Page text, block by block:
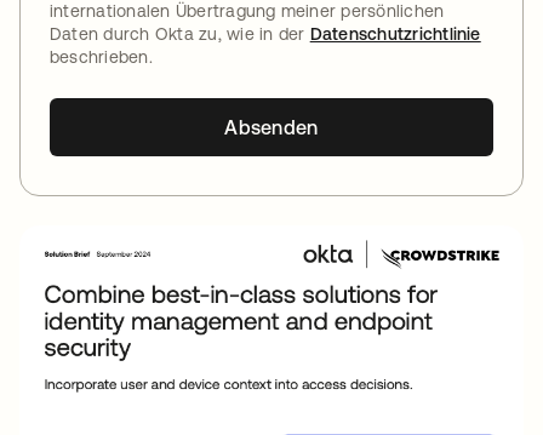
internationalen Übertragung meiner persönlichen
Daten durch Okta zu, wie in der Datenschutzrichtlinie
beschrieben.
Absenden